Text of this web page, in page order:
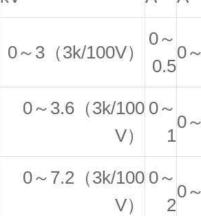
0～3（3k/100V）
0～
0.5
0
0～3.6（3k/100
V）
0～
1
0
0～7.2（3k/100
V）
0～
2
0